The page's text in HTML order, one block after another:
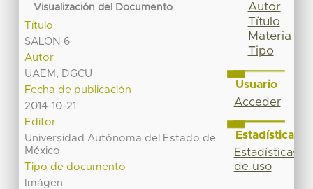
Visualización del Documento
Título
SALON 6
Autor
UAEM, DGCU
Fecha de publicación
2014-10-21
Editor
Universidad Autónoma del Estado de
México
Tipo de documento
Imágen
Autor
Título
Materia
Tipo
Usuario
Acceder
Estadísticas
Estadísticas
de uso